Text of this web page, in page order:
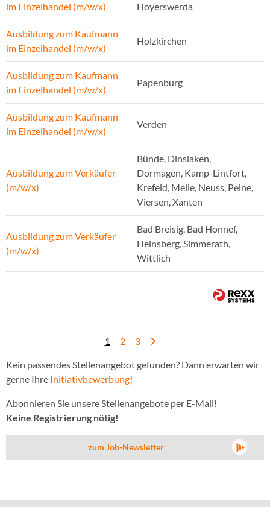
im Einzelhandel (m/w/x)
Hoyerswerda
Ausbildung zum Kaufmann
im Einzelhandel (m/w/x)
Holzkirchen
Ausbildung zum Kaufmann
im Einzelhandel (m/w/x)
Papenburg
Ausbildung zum Kaufmann
im Einzelhandel (m/w/x)
Verden
Ausbildung zum Verkäufer
(m/w/x)
Bünde, Dinslaken,
Dormagen, Kamp-Lintfort,
Krefeld, Melle, Neuss, Peine,
Viersen, Xanten
Ausbildung zum Verkäufer
(m/w/x)
Bad Breisig, Bad Honnef,
Heinsberg, Simmerath,
Wittlich
1 2 3
Kein passendes Stellenangebot gefunden? Dann erwarten wir
gerne Ihre Initiativbewerbung!
Abonnieren Sie unsere Stellenangebote per E-Mail!
Keine Registrierung nötig!
zum Job-Newsletter